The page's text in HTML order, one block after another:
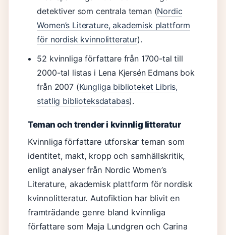
detektiver som centrala teman (Nordic
Women’s Literature, akademisk plattform
för nordisk kvinnolitteratur).
52 kvinnliga författare från 1700-tal till
2000-tal listas i Lena Kjersén Edmans bok
från 2007 (Kungliga biblioteket Libris,
statlig biblioteksdatabas).
Teman och trender i kvinnlig litteratur
Kvinnliga författare utforskar teman som
identitet, makt, kropp och samhällskritik,
enligt analyser från Nordic Women’s
Literature, akademisk plattform för nordisk
kvinnolitteratur. Autofiktion har blivit en
framträdande genre bland kvinnliga
författare som Maja Lundgren och Carina